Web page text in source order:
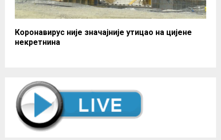
Коронавирус није значајније утицао на цијене
некретнина